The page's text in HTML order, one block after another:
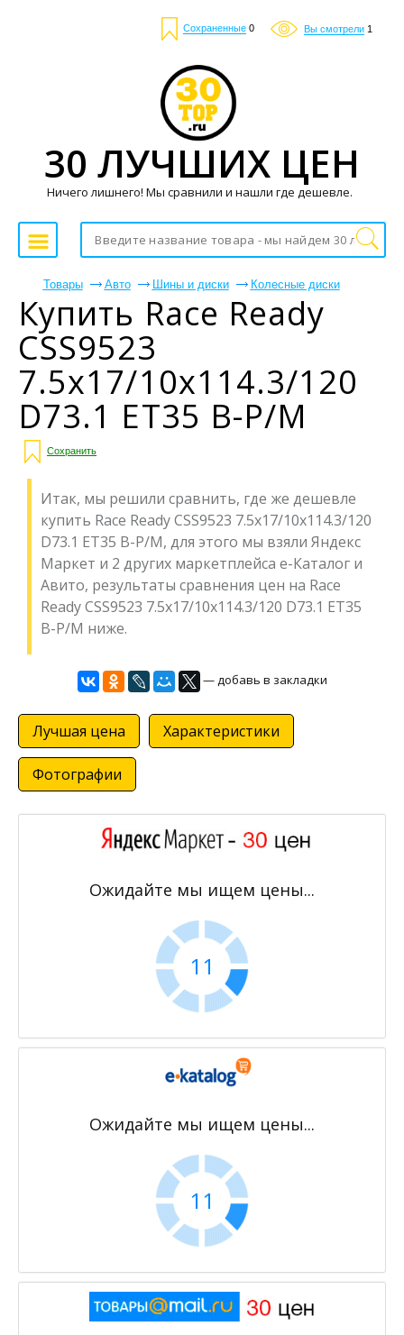
Сохраненные 0 Вы смотрели 1
Товары Авто Шины и диски Колесные диски
Купить Race Ready
CSS9523
7.5x17/10x114.3/120
D73.1 ET35 B-P/M
Сохранить
Итак, мы решили сравнить, где же дешевле
купить Race Ready CSS9523 7.5x17/10x114.3/120
D73.1 ET35 B-P/M, для этого мы взяли Яндекс
Маркет и 2 других маркетплейса е-Каталог и
Авито, результаты сравнения цен на Race
Ready CSS9523 7.5x17/10x114.3/120 D73.1 ET35
B-P/M ниже.
— добавь в закладки
Лучшая цена Характеристики
Фотографии
Ожидайте мы ищем цены...
11
Ожидайте мы ищем цены...
11
30 ЛУЧШИХ ЦЕН
Ничего лишнего! Мы сравнили и нашли где дешевле.